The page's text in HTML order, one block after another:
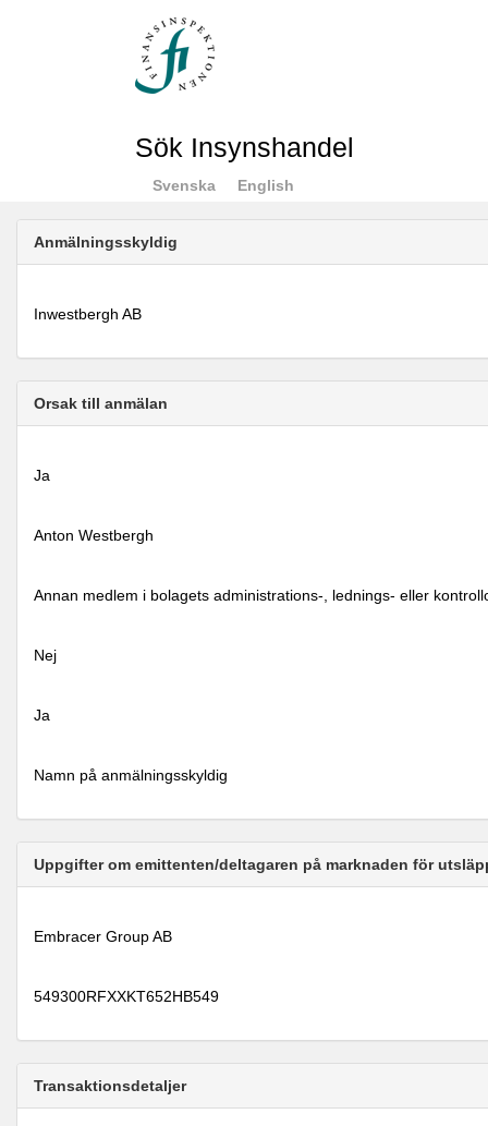
Sök Insynshandel
Svenska English
Anmälningsskyldig
Inwestbergh AB
Orsak till anmälan
Ja
Anton Westbergh
Annan medlem i bolagets administrations-, lednings- eller
Nej
Ja
Namn på anmälningsskyldig
Uppgifter om emittenten/deltagaren på marknaden för
Embracer Group AB
549300RFXXKT652HB549
Transaktionsdetaljer